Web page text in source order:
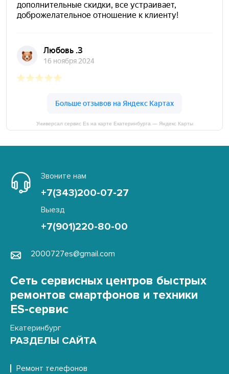
Универсал сервис Es на карте Екатеринбурга — Яндекс Карты
Звоните нам
+7(343)200-07-27
Выезд
+7(901)220-80-00
2000727es@gmail.com
Сеть сервисных центров быстрых
ремонтов смартфонов и техники
ES-сервис
Екатеринбург
РАЗДЕЛЫ САЙТА
Ремонт телефонов